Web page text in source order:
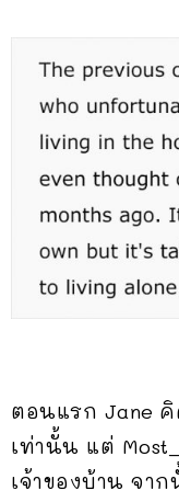
ตอนแรก Jane คิ
เท่านั้น แต่
เจ้าของบ้าน จา